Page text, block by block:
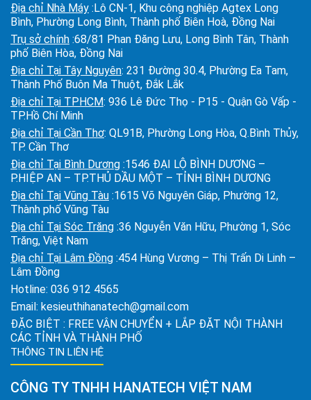
Địa chỉ Nhà Máy :Lô CN-1, Khu công nghiệp Agtex Long
Bình, Phường Long Bình, Thành phố Biên Hoà, Đồng Nai
Trụ sở chính :68/81 Phan Đăng Lưu, Long Bình Tân, Thành
phố Biên Hòa, Đồng Nai
Địa chỉ Tại Tây Nguyên: 231 Đường 30.4, Phường Ea Tam,
Thành Phố Buôn Ma Thuột, Đắk Lắk
Địa chỉ Tại TPHCM: 936 Lê Đức Thọ - P15 - Quận Gò Vấp -
TP.Hồ Chí Minh
Địa chỉ Tại Cần Thơ: QL91B, Phường Long Hòa, Q.Bình Thủy,
TP. Cần Thơ
Địa chỉ Tại Bình Dương :1546 ĐẠI LỘ BÌNH DƯƠNG –
P.HIỆP AN – TP.THỦ DẦU MỘT – TỈNH BÌNH DƯƠNG
Địa chỉ Tại Vũng Tàu :1615 Võ Nguyên Giáp, Phường 12,
Thành phố Vũng Tàu
Địa chỉ Tại Sóc Trăng :36 Nguyễn Văn Hữu, Phường 1, Sóc
Trăng, Việt Nam
Địa chỉ Tại Lâm Đồng :454 Hùng Vương – Thị Trấn Di Linh –
Lâm Đồng
Hotline: 036 912 4565
Email: kesieuthihanatech@gmail.com
ĐẶC BIỆT : FREE VẬN CHUYỂN + LẮP ĐẶT NỘI THÀNH
CÁC TỈNH VÀ THÀNH PHỐ
THÔNG TIN LIÊN HỆ
CÔNG TY TNHH HANATECH VIỆT NAM